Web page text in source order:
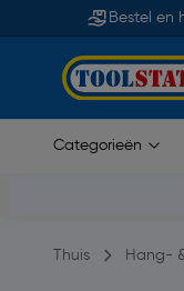
Bestel en
Categorieën
Thuis Hang-